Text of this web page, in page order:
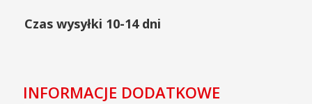
Czas wysyłki 10-14 dni
INFORMACJE DODATKOWE